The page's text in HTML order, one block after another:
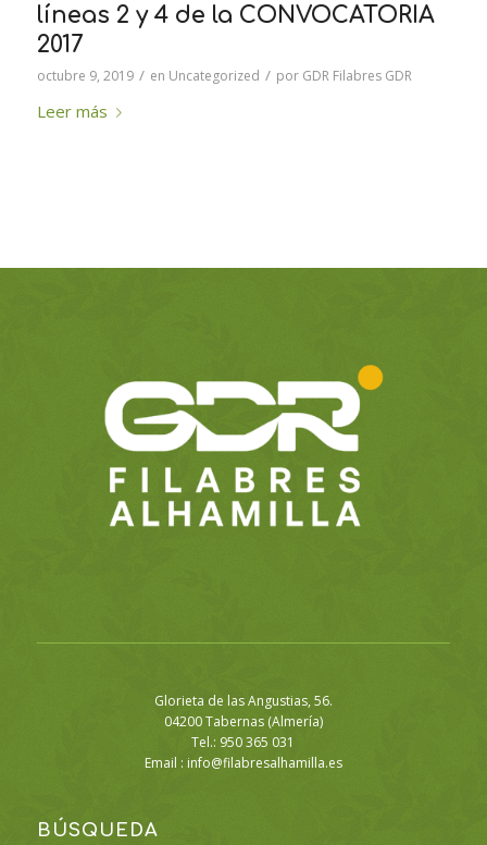
líneas 2 y 4 de la CONVOCATORIA
2017
octubre 9, 2019 / en Uncategorized / por GDR Filabres GDR
Leer más
Glorieta de las Angustias, 56.
04200 Tabernas (Almería)
Tel.: 950 365 031
Email : info@filabresalhamilla.es
BÚSQUEDA